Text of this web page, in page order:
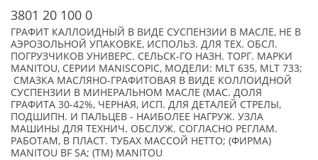
3801 20 100 0
ГРАФИТ КАЛЛОИДНЫЙ В ВИДЕ СУСПЕНЗИИ В МАСЛЕ, НЕ В
АЭРОЗОЛЬНОЙ УПАКОВКЕ, ИСПОЛЬЗ. ДЛЯ ТЕХ. ОБСЛ.
ПОГРУЗЧИКОВ УНИВЕРС. СЕЛЬСК-ГО НАЗН. ТОРГ. МАРКИ
MANITOU, СЕРИИ MANISCOPIC, МОДЕЛИ: MLT 635, MLT 733;
СМАЗКА МАСЛЯНО-ГРАФИТОВАЯ В ВИДЕ КОЛЛОИДНОЙ
СУСПЕНЗИИ В МИНЕРАЛЬНОМ МАСЛЕ (МАС. ДОЛЯ
ГРАФИТА 30-42%, ЧЕРНАЯ, ИСП. ДЛЯ ДЕТАЛЕЙ СТРЕЛЫ,
ПОДШИПН. И ПАЛЬЦЕВ - НАИБОЛЕЕ НАГРУЖ. УЗЛА
МАШИНЫ ДЛЯ ТЕХНИЧ. ОБСЛУЖ. СОГЛАСНО РЕГЛАМ.
РАБОТАМ, В ПЛАСТ. ТУБАХ МАССОЙ НЕТТО; (ФИРМА)
MANITOU BF SA; (TM) MANITOU